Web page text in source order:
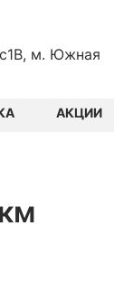
м. Южная
АКЦИИ